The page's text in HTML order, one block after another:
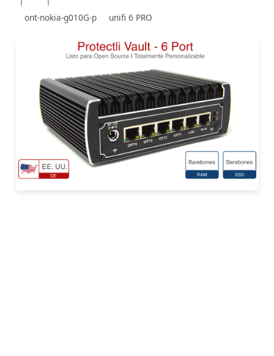
ont-nokia-g010G-p unifi 6 PRO